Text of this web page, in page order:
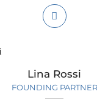
Lina Rossi
FOUNDING PARTNER